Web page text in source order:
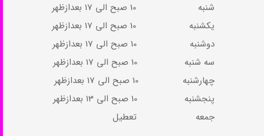
شنبه 10 صبح الی 17 بعدازظهر
یکشنبه 10 صبح الی 17 بعدازظهر
دوشنبه 10 صبح الی 17 بعدازظهر
سه شنبه 10 صبح الی 17 بعدازظهر
چهارشنبه 10 صبح الی 17 بعدازظهر​​​​​​​
پنجشنبه 10 صبح الی 13 بعدازظهر​​​​​​​
جمعه تعطیل​​​​​​​​​​​​​​​​​​​​​